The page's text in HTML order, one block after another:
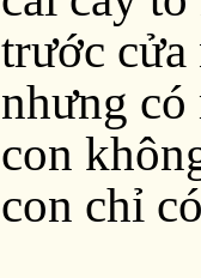
trước cửa
nhưng
con
con chỉ